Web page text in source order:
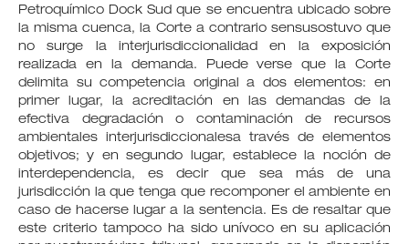
Petroquímico Dock Sud que se encuentra ubicado sobre
la misma cuenca, la Corte a contrario sensusostuvo que
no surge la interjurisdiccionalidad en la exposición
realizada en la demanda. Puede verse que la Corte
delimita su competencia original a dos elementos: en
primer lugar, la acreditación en las demandas de la
efectiva degradación o contaminación de recursos
ambientales interjurisdiccionalesa través de elementos
objetivos; y en segundo lugar, establece la noción de
interdependencia, es decir que sea más de una
jurisdicción la que tenga que recomponer el ambiente en
caso de hacerse lugar a la sentencia. Es de resaltar que
este criterio tampoco ha sido unívoco en su aplicación